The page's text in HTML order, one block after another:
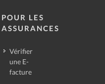
POUR LES
ASSURANCES
Vérifier
une E-
facture